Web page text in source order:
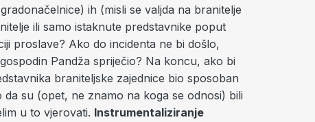
ih (misli se valjda na branitelje
ili samo istaknute predstavnike poput
proslave? Ako do incidenta ne bi došlo,
Pandža spriječio? Na koncu, ako bi
braniteljske zajednice bio sposoban
su (opet, ne znamo na koga se odnosi) bili
u to vjerovati. Instrumentaliziranje